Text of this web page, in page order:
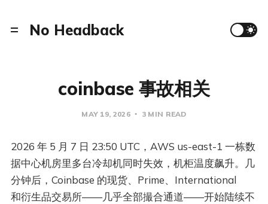
No Headback
coinbase 事故相关
MAY 19, 2026 3 MIN READ
2026 年 5 月 7 日 23:50 UTC，AWS us-east-1 一栋数
据中心机房里多台冷却机同时失效，机柜温度飙升。几
分钟后，Coinbase 的现货、Prime、International
和衍生品交易所——几乎全部撮合通道——开始陆续不